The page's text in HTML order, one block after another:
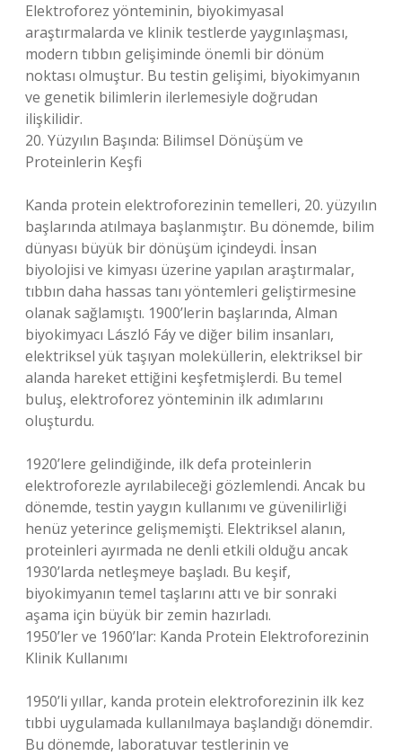
Elektroforez yönteminin, biyokimyasal
araştırmalarda ve klinik testlerde yaygınlaşması,
modern tıbbın gelişiminde önemli bir dönüm
noktası olmuştur. Bu testin gelişimi, biyokimyanın
ve genetik bilimlerin ilerlemesiyle doğrudan
ilişkilidir.
20. Yüzyılın Başında: Bilimsel Dönüşüm ve
Proteinlerin Keşfi
Kanda protein elektroforezinin temelleri, 20. yüzyılın
başlarında atılmaya başlanmıştır. Bu dönemde, bilim
dünyası büyük bir dönüşüm içindeydi. İnsan
biyolojisi ve kimyası üzerine yapılan araştırmalar,
tıbbın daha hassas tanı yöntemleri geliştirmesine
olanak sağlamıştı. 1900’lerin başlarında, Alman
biyokimyacı László Fáy ve diğer bilim insanları,
elektriksel yük taşıyan moleküllerin, elektriksel bir
alanda hareket ettiğini keşfetmişlerdi. Bu temel
buluş, elektroforez yönteminin ilk adımlarını
oluşturdu.
1920’lere gelindiğinde, ilk defa proteinlerin
elektroforezle ayrılabileceği gözlemlendi. Ancak bu
dönemde, testin yaygın kullanımı ve güvenilirliği
henüz yeterince gelişmemişti. Elektriksel alanın,
proteinleri ayırmada ne denli etkili olduğu ancak
1930’larda netleşmeye başladı. Bu keşif,
biyokimyanın temel taşlarını attı ve bir sonraki
aşama için büyük bir zemin hazırladı.
1950’ler ve 1960’lar: Kanda Protein Elektroforezinin
Klinik Kullanımı
1950’li yıllar, kanda protein elektroforezinin ilk kez
tıbbi uygulamada kullanılmaya başlandığı dönemdir.
Bu dönemde, laboratuvar testlerinin ve